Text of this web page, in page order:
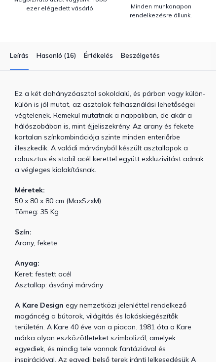
ezer elégedett vásárló.
Minden munkanapon
rendelkezésre állunk.
Leírás Hasonló (16) Értékelés Beszélgetés
Ez a két dohányzóasztal sokoldalú, és párban vagy külön-
külön is jól mutat, az asztalok felhasználási lehetőségei
végtelenek. Remekül mutatnak a nappaliban, de akár a
hálószobában is, mint éjjeliszekrény. Az arany és fekete
kortalan színkombinációja szinte minden enteriőrbe
illeszkedik. A valódi márványból készült asztallapok a
robusztus és stabil acél kerettel együtt exkluzivitást adnak
a végleges kialakításnak.
Méretek:
50 x 80 x 80 cm (MaxSzxM)
Tömeg: 35 Kg
Szín:
Arany, fekete
Anyag:
Keret: festett acél
Asztallap: ásványi márvány
A Kare Design egy nemzetközi jelenléttel rendelkező
magáncég a bútorok, világítás és lakáskiegészítők
területén. A Kare 40 éve van a piacon. 1981 óta a Kare
márka olyan eszközötleteket szimbolizál, amelyek
egyediek, és mindig tele vannak fantáziával és
inspirációval. Az egyedi belső terek iránti lelkesedésük ​A